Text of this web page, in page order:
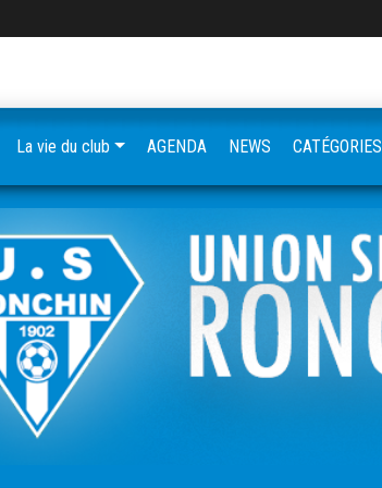
La vie du club AGENDA NEWS CATÉGORIES